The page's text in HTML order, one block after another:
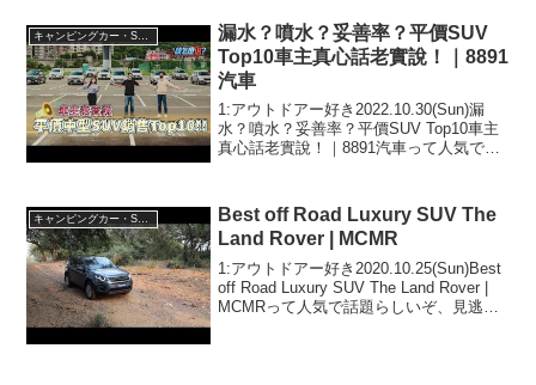
キャンピングカー・SUV人気車種
漏水？噴水？妥善率？平價SUV
Top10車主真心話老實說！｜8891
汽車
1:アウトドアー好き2022.10.30(Sun)漏
水？噴水？妥善率？平價SUV Top10車主
真心話老實說！｜8891汽車って人気で話
目です！3:ア...
Best off Road Luxury SUV The
Land Rover | MCMR
1:アウトドアー好き2020.10.25(Sun)Best
off Road Luxury SUV The Land Rover |
MCMRって人気で話題らしいぞ、見逃さ